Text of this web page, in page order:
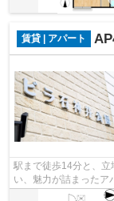
賃貸 | アパート
駅まで徒歩14分と、
い、魅力が詰まったア
方、03-5947-4800に